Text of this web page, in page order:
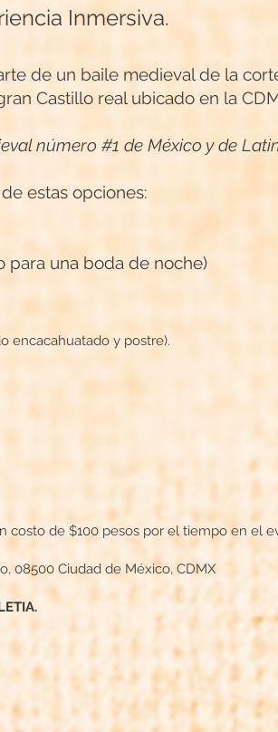
Inmersiva.
de un baile medieval de la
Castillo real ubicado en la
número #1 de México y de
estas opciones:
para una boda de noche)
encacahuatado y postre).
costo de $100 pesos por el tiempo en el
08500 Ciudad de México, CDMX